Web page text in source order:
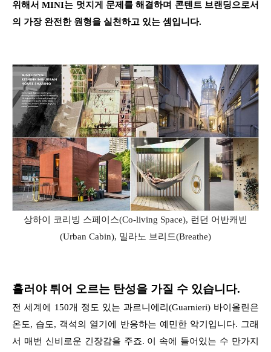
위해서 MINI는 멋지게 문제를 해결하며 콘텐트 브랜딩으로서
의 가장 완전한 원형을 실천하고 있는 셈입니다.
상하이 코리빙 스페이스(Co-living Space), 런던 어반캐빈
(Urban Cabin), 밀라노 브리드(Breathe)
흘러야 튀어 오르는 탄성을 가질 수 있습니다.
전 세계에 150개 정도 있는 과르니에리(Guarnieri) 바이올린은
온도, 습도, 객석의 열기에 반응하는 예민한 악기입니다. 그래
서 매번 신비로운 긴장감을 주죠. 이 속에 들어있는 수 만가지